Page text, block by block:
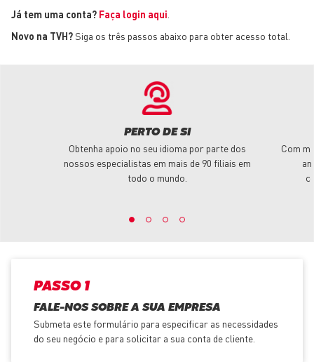
Já tem uma conta? Faça login aqui
Novo na TVH? Siga os três passos abaixo para obter acesso total.
PERTO DE SI
Obtenha apoio no seu idioma por parte dos
nossos especialistas em mais de 90 filiais em
todo o mundo.
Com
PASSO 1
FALE-NOS SOBRE A SUA EMPRESA
Submeta este formulário para especificar as necessidades
do seu negócio e para solicitar a sua conta de cliente.